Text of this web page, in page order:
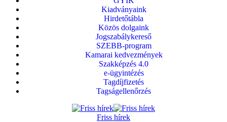
Kiadványaink
Hirdetőtábla
Közös dolgaink
Jogszabálykereső
SZEBB-program
Kamarai kedvezmények
Szakképzés 4.0
e-ügyintézés
Tagdíjfizetés
Tagságellenőrzés
Friss hírek